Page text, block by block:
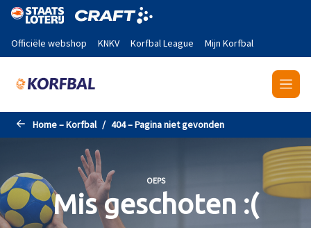
Naar de hoofdinhoud gaan
Officiële webshop KNKV Korfbal League Mijn Korfbal
Home – Korfbal 404 – Pagina niet gevonden
OEPS
Mis geschoten :(